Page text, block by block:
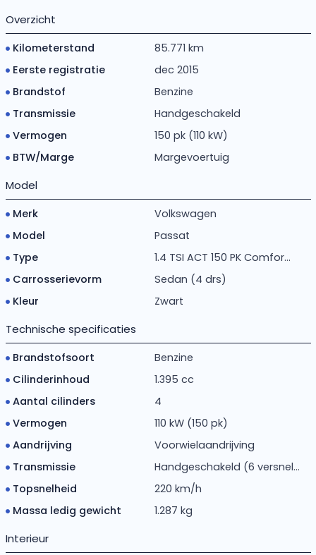
Overzicht
Kilometerstand
85.771 km
Eerste registratie
dec 2015
Brandstof
Benzine
Transmissie
Handgeschakeld
Vermogen
150 pk (110 kW)
BTW/Marge
Margevoertuig
Model
Merk
Volkswagen
Model
Passat
Type
1.4 TSI ACT 150 PK Comfor...
Carrosserievorm
Sedan (4 drs)
Kleur
Zwart
Technische specificaties
Brandstofsoort
Benzine
Cilinderinhoud
1.395 cc
Aantal cilinders
4
Vermogen
110 kW (150 pk)
Aandrijving
Voorwielaandrijving
Transmissie
Handgeschakeld (6 versnel...
Topsnelheid
220 km/h
Massa ledig gewicht
1.287 kg
Interieur